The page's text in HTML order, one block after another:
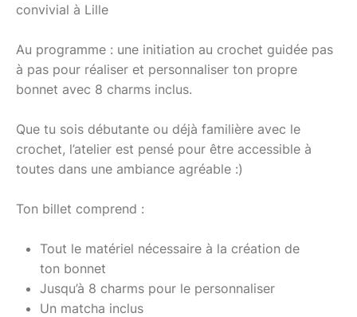
convivial à Lille
Au programme : une initiation au crochet guidée pas
à pas pour réaliser et personnaliser ton propre
bonnet avec 8 charms inclus.
Que tu sois débutante ou déjà familière avec le
crochet, l’atelier est pensé pour être accessible à
toutes dans une ambiance agréable :)
Ton billet comprend :
Tout le matériel nécessaire à la création de
ton bonnet
Jusqu’à 8 charms pour le personnaliser
Un matcha inclus